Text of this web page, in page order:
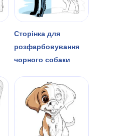
Сторінка для
розфарбовування
чорного собаки